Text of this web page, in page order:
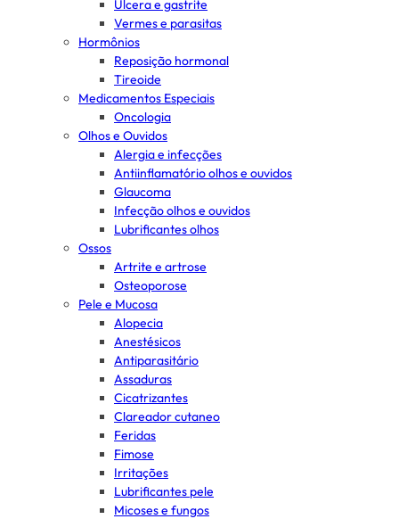
Úlcera e gastrite
Vermes e parasitas
Hormônios
Reposição hormonal
Tireoide
Medicamentos Especiais
Oncologia
Olhos e Ouvidos
Alergia e infecções
Antiinflamatório olhos e ouvidos
Glaucoma
Infecção olhos e ouvidos
Lubrificantes olhos
Ossos
Artrite e artrose
Osteoporose
Pele e Mucosa
Alopecia
Anestésicos
Antiparasitário
Assaduras
Cicatrizantes
Clareador cutaneo
Feridas
Fimose
Irritações
Lubrificantes pele
Micoses e fungos